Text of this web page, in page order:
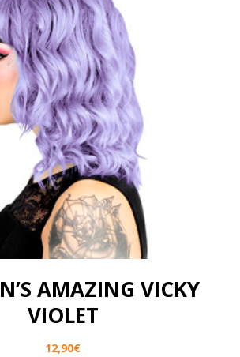
AMAZING VICKY
VIOLET
12,90€